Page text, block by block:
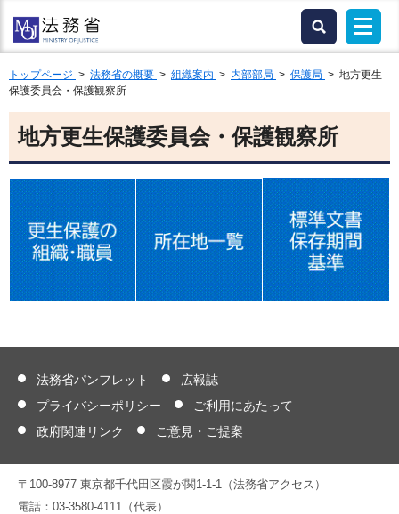
トップページ > 法務省の概要 > 組織案内 > 内部部局 > 保護局 > 地方更生
保護委員会・保護観察所
地方更生保護委員会・保護観察所
法務省パンフレット
広報誌
プライバシーポリシー
ご利用にあたって
政府関連リンク
ご意見・ご提案
〒100-8977 東京都千代田区霞が関1-1-1（法務省アクセス）
電話：03-3580-4111（代表）